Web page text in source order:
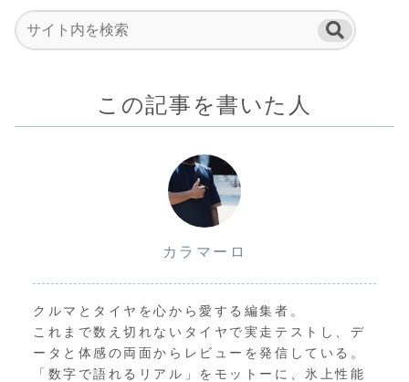
この記事を書いた人
カラマーロ
クルマとタイヤを心から愛する編集者。
これまで数え切れないタイヤで実走テストし、デ
ータと体感の両面からレビューを発信している。
「数字で語れるリアル」をモットーに、氷上性能